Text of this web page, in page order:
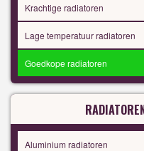
Krachtige radiatoren
Lage temperatuur radiatoren
Goedkope radiatoren
Aluminium radiatoren